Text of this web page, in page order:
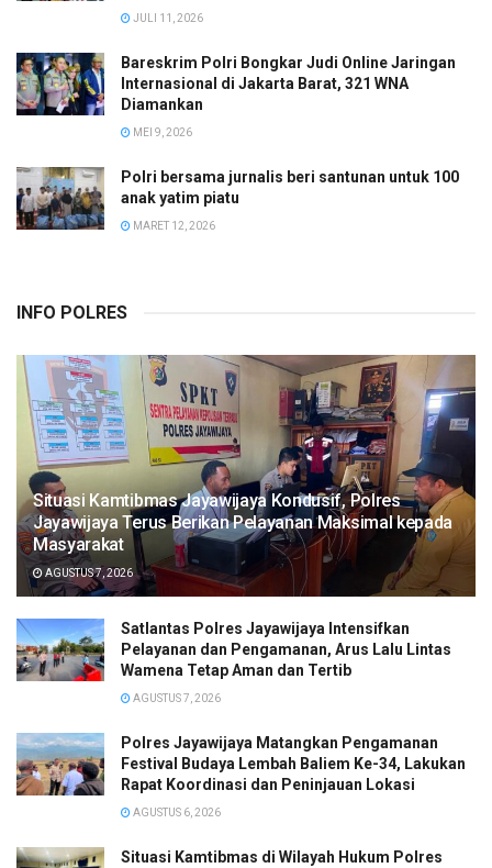
JULI 11, 2026
Bareskrim Polri Bongkar Judi Online Jaringan
Internasional di Jakarta Barat, 321 WNA
Diamankan
MEI 9, 2026
Polri bersama jurnalis beri santunan untuk 100
anak yatim piatu
MARET 12, 2026
INFO POLRES
Situasi Kamtibmas Jayawijaya Kondusif, Polres
Jayawijaya Terus Berikan Pelayanan Maksimal kepada
Masyarakat
AGUSTUS 7, 2026
Satlantas Polres Jayawijaya Intensifkan
Pelayanan dan Pengamanan, Arus Lalu Lintas
Wamena Tetap Aman dan Tertib
AGUSTUS 7, 2026
Polres Jayawijaya Matangkan Pengamanan
Festival Budaya Lembah Baliem Ke-34, Lakukan
Rapat Koordinasi dan Peninjauan Lokasi
AGUSTUS 6, 2026
Situasi Kamtibmas di Wilayah Hukum Polres